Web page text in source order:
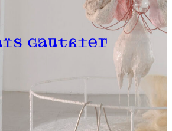
Gauthier